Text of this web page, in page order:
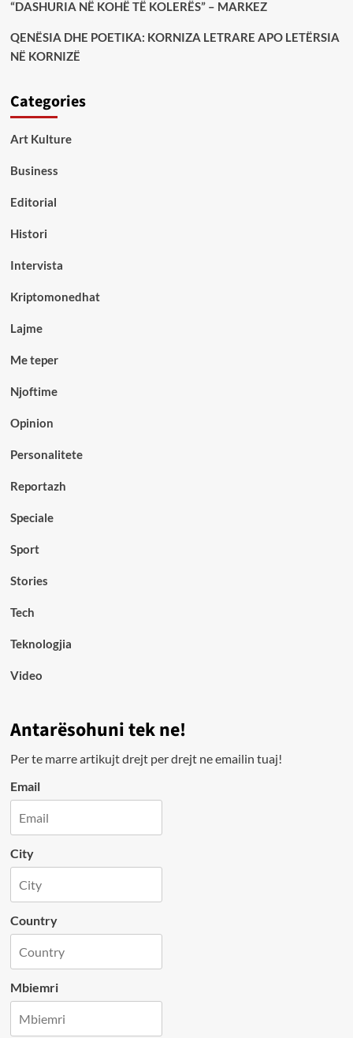
“DASHURIA NË KOHË TË KOLERËS” – MARKEZ
QENËSIA DHE POETIKA: KORNIZA LETRARE APO LETËRSIA
NË KORNIZË
Categories
Art Kulture
Business
Editorial
Histori
Intervista
Kriptomonedhat
Lajme
Me teper
Njoftime
Opinion
Personalitete
Reportazh
Speciale
Sport
Stories
Tech
Teknologjia
Video
Antarësohuni tek ne!
Per te marre artikujt drejt per drejt ne emailin tuaj!
Email
City
Country
Mbiemri